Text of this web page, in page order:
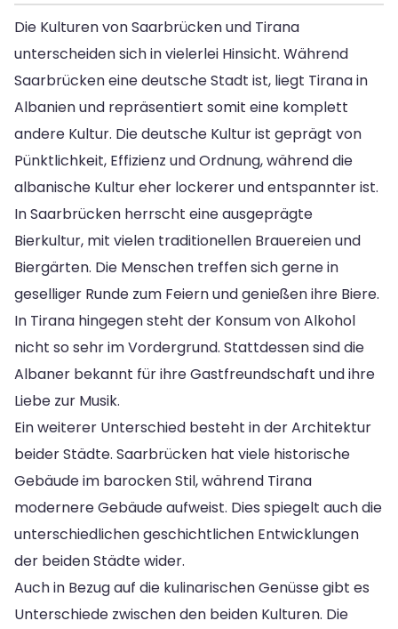
Die Kulturen von Saarbrücken und Tirana
unterscheiden sich in vielerlei Hinsicht. Während
Saarbrücken eine deutsche Stadt ist, liegt Tirana in
Albanien und repräsentiert somit eine komplett
andere Kultur. Die deutsche Kultur ist geprägt von
Pünktlichkeit, Effizienz und Ordnung, während die
albanische Kultur eher lockerer und entspannter ist.
In Saarbrücken herrscht eine ausgeprägte
Bierkultur, mit vielen traditionellen Brauereien und
Biergärten. Die Menschen treffen sich gerne in
geselliger Runde zum Feiern und genießen ihre Biere.
In Tirana hingegen steht der Konsum von Alkohol
nicht so sehr im Vordergrund. Stattdessen sind die
Albaner bekannt für ihre Gastfreundschaft und ihre
Liebe zur Musik.
Ein weiterer Unterschied besteht in der Architektur
beider Städte. Saarbrücken hat viele historische
Gebäude im barocken Stil, während Tirana
modernere Gebäude aufweist. Dies spiegelt auch die
unterschiedlichen geschichtlichen Entwicklungen
der beiden Städte wider.
Auch in Bezug auf die kulinarischen Genüsse gibt es
Unterschiede zwischen den beiden Kulturen. Die